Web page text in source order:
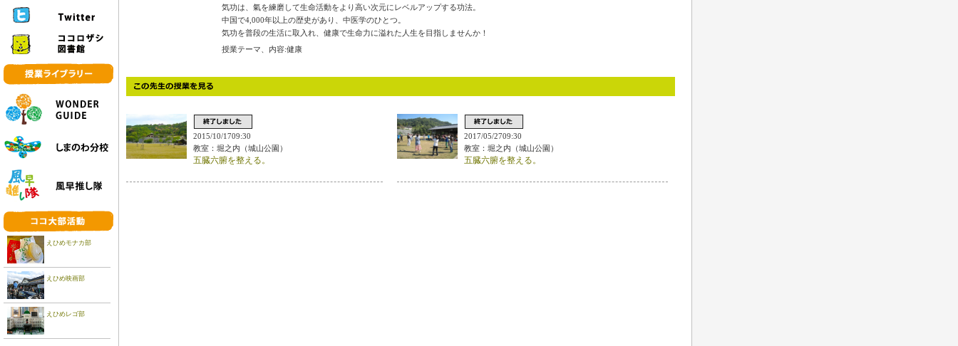
えひめモナカ部
えひめ映画部
えひめレゴ部
気功は、氣を練磨して生命活動をより高い次元にレベルアップする功法。
中国で4,000年以上の歴史があり、中医学のひとつ。
気功を普段の生活に取入れ、健康で生命力に溢れた人生を目指しませんか！
授業テーマ、内容:健康
2015/10/1709:30
教室：堀之内（城山公園）
五臓六腑を整える。
2017/05/2709:30
教室：堀之内（城山公園）
五臓六腑を整える。